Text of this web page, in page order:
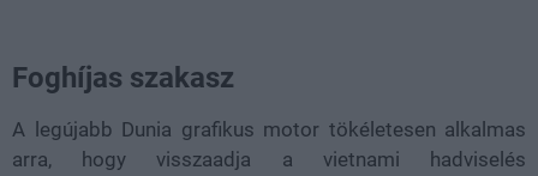
Foghíjas szakasz
A legújabb Dunia grafikus motor tökéletesen alkalmas
arra, hogy visszaadja a vietnami hadviselés